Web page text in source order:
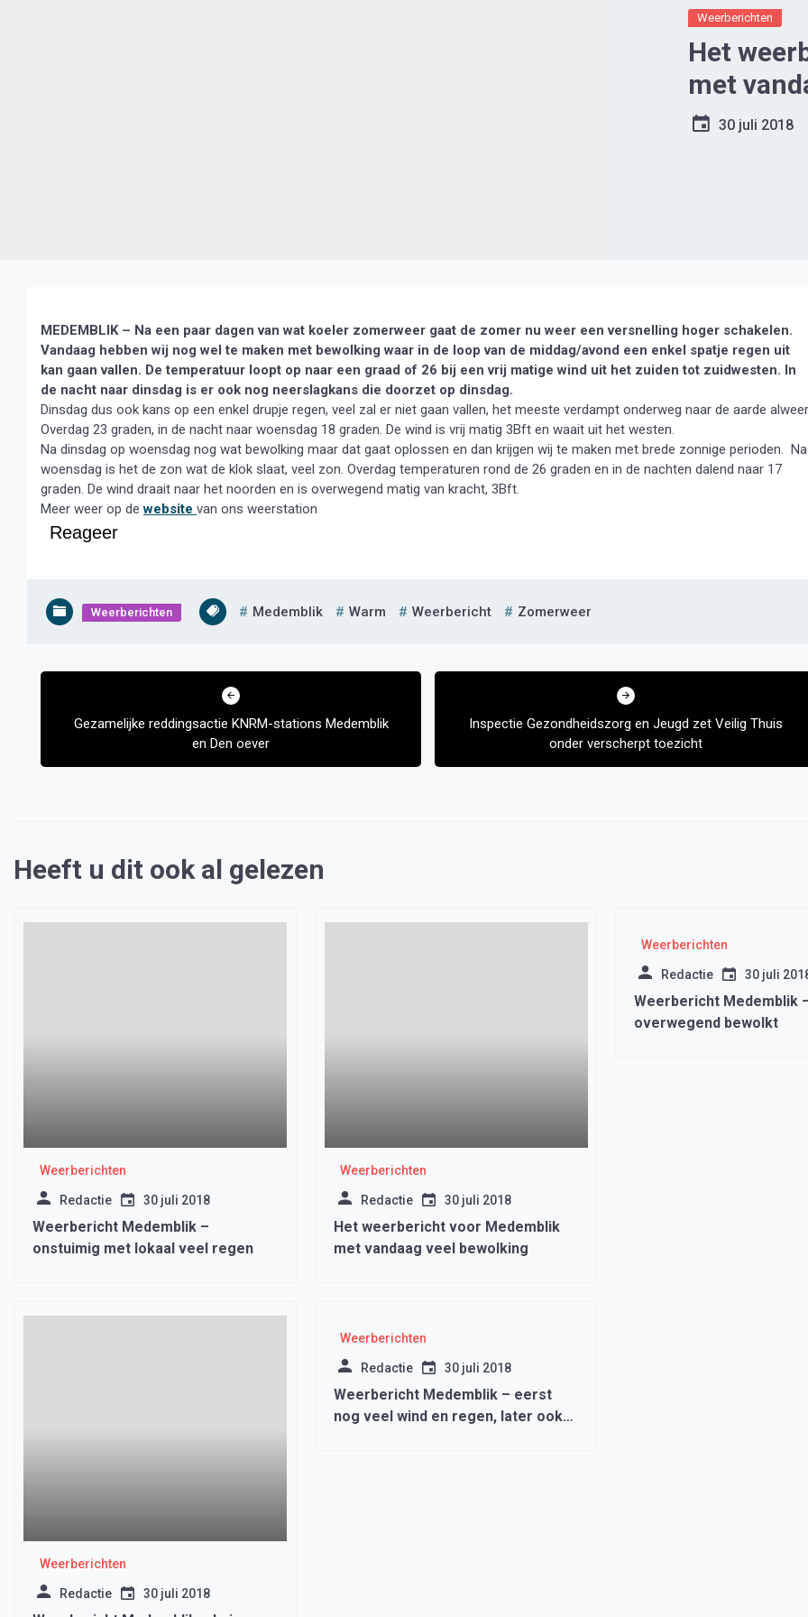
Weerberichten
Het
met
30 juli 2018
MEDEMBLIK – Na een paar dagen van wat koeler zomerweer gaat de zomer nu weer een versnelling hoger schakelen.
Vandaag hebben wij nog wel te maken met bewolking waar in de loop van de middag/avond een enkel spatje regen uit
kan gaan vallen. De temperatuur loopt op naar een graad of 26 bij een vrij matige wind uit het zuiden tot zuidwesten. In
de nacht naar dinsdag is er ook nog neerslagkans die doorzet op dinsdag.
Dinsdag dus ook kans op een enkel drupje regen, veel zal er niet gaan vallen, het meeste verdampt onderweg naar de aarde
Overdag 23 graden, in de nacht naar woensdag 18 graden. De wind is vrij matig 3Bft en waait uit het westen.
Na dinsdag op woensdag nog wat bewolking maar dat gaat oplossen en dan krijgen wij te maken met brede zonnige perioden. Na
woensdag is het de zon wat de klok slaat, veel zon. Overdag temperaturen rond de 26 graden en in de nachten dalend naar 17
graden. De wind draait naar het noorden en is overwegend matig van kracht, 3Bft.
Meer weer op dewebsite van ons weerstation
Reageer
Weerberichten Medemblik Warm Weerbericht Zomerweer
Bericht
Gezamelijke reddingsactie KNRM-stations Medemblik
en Den oever
Inspectie Gezondheidszorg en Jeugd zet Veilig Thuis
onder verscherpt toezicht
Heeft u dit ook al gelezen
Weerberichten
Redactie 30 juli 2018
Weerbericht Medemblik –
onstuimig met lokaal veel regen
Weerberichten
Redactie 30 juli 2018
Het weerbericht voor Medemblik
met vandaag veel bewolking
Weerberichten
Redactie 30 juli
Weerbericht Medemblik
overwegend bewolkt
Weerberichten
Redactie 30 juli 2018
Weerberichten
Redactie 30 juli 2018
Weerbericht Medemblik – eerst
nog veel wind en regen, later ook